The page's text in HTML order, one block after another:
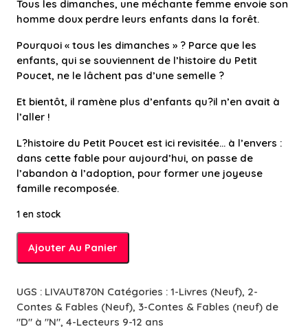
Tous les dimanches, une méchante femme envoie son
homme doux perdre leurs enfants dans la forêt.
Pourquoi « tous les dimanches » ? Parce que les
enfants, qui se souviennent de l’histoire du Petit
Poucet, ne le lâchent pas d’une semelle ?
Et bientôt, il ramène plus d’enfants qu?il n’en avait à
l’aller !
L?histoire du Petit Poucet est ici revisitée… à l’envers :
dans cette fable pour aujourd’hui, on passe de
l’abandon à l’adoption, pour former une joyeuse
famille recomposée.
1 en stock
quantité
de
poucets
-
Ajouter Au Panier
UGS : LIVAUT870N Catégories : 1-Livres (Neuf), 2-
Contes & Fables (Neuf), 3-Contes & Fables (neuf) de
"D" à "N", 4-Lecteurs 9-12 ans